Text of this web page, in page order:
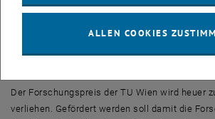
absolvierte sie das Studium des technischen
Der Forschungspreis der TU Wien wird heuer
verliehen. Gefördert werden soll damit die
ALLEN COOKIES